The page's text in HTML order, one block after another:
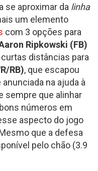
se aproximar da linha
um elemento
com 3 opções para
Ripkowski (FB)
distâncias para
RB), que escapou
na ajuda à
sempre que alinhar
números em
aspecto do jogo
que a defesa
pelo chão (3.9